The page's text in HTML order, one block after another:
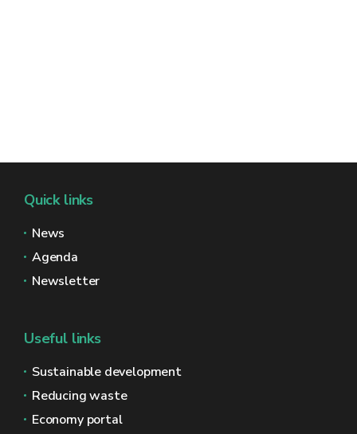
Quick links
News
Agenda
Newsletter
Useful links
Sustainable development
Reducing waste
Economy portal